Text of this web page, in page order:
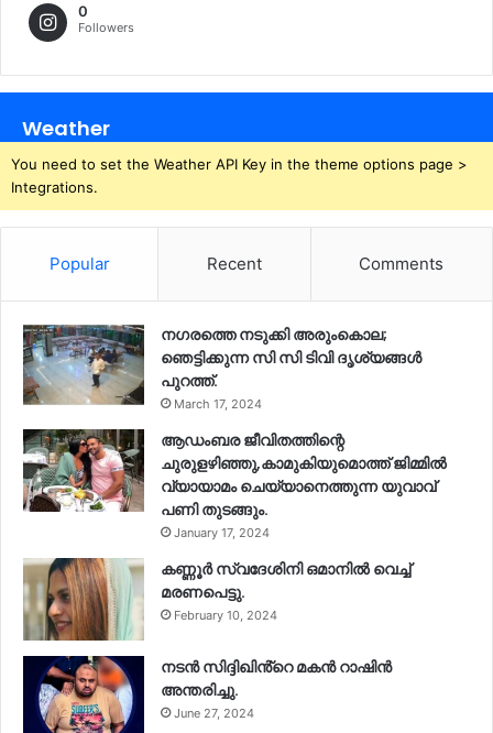
0
Followers
Weather
You need to set the Weather API Key in the theme options page >
Integrations.
Popular Recent Comments
നഗരത്തെ നടുക്കി അരുംകൊല;
ഞെട്ടിക്കുന്ന സി സി ടിവി ദൃശ്യങ്ങൾ
പുറത്ത്.
March 17, 2024
ആഡംബര ജീവിതത്തിന്റെ
ചുരുളഴിഞ്ഞു,കാമുകിയുമൊത്ത് ജിമ്മില്‍
വ്യായാമം ചെയ്യാനെത്തുന്ന യുവാവ്
പണി തുടങ്ങും.
January 17, 2024
കണ്ണൂർ സ്വദേശിനി ഒമാനിൽ വെച്ച്
മരണപെട്ടു.
February 10, 2024
നടൻ സിദ്ദിഖിൻ്റെ മകൻ റാഷിൻ
അന്തരിച്ചു.
June 27, 2024